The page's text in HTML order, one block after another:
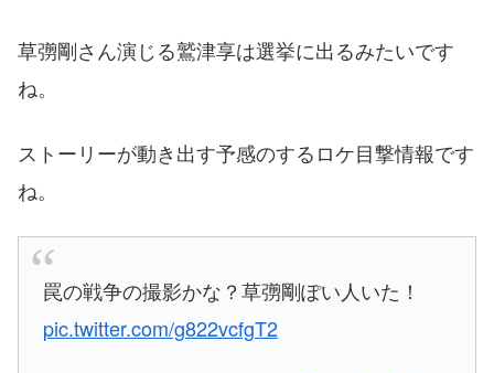
草彅剛さん演じる鷲津享は選挙に出るみたいです
ね。
ストーリーが動き出す予感のするロケ目撃情報です
ね。
罠の戦争の撮影かな？草彅剛ぽい人いた！
pic.twitter.com/g822vcfgT2